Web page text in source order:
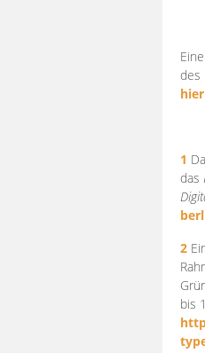
des
hier
1
das
2
bis